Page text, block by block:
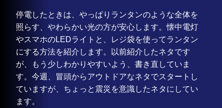
停電したときは、やっぱりランタンのような全体を
照らす、やわらかい光の方が安心します。懐中電灯
やスマホのLEDライトと、レジ袋を使ってランタン
にする方法を紹介します。以前紹介したネタです
が、もう少しわかりやすいよう、書き直していま
す。今週、冒頭からアウトドアなネタでスタートし
ていますが、ちょっと震災を意識したネタにしてい
ます。